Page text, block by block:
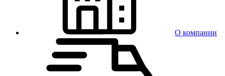
О компании